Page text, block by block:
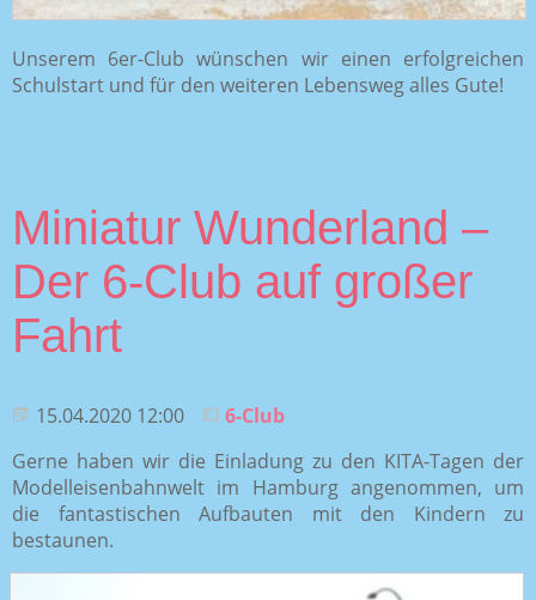
Unserem 6er-Club wünschen wir einen erfolgreichen
Schulstart und für den weiteren Lebensweg alles Gute!
Miniatur Wunderland –
Der 6-Club auf großer
Fahrt
15.04.2020 12:00
6-Club
Gerne haben wir die Einladung zu den KITA-Tagen der
Modelleisenbahnwelt im Hamburg angenommen, um
die fantastischen Aufbauten mit den Kindern zu
bestaunen.